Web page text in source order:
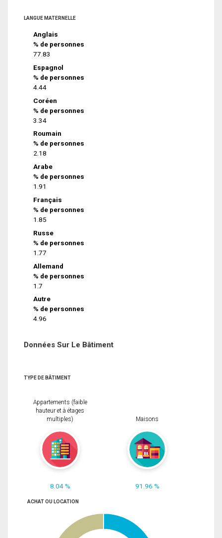
LANGUE MATERNELLE
Anglais
% de personnes
77.83
Espagnol
% de personnes
4.44
Coréen
% de personnes
3.34
Roumain
% de personnes
2.18
Arabe
% de personnes
1.91
Français
% de personnes
1.85
Russe
% de personnes
1.77
Allemand
% de personnes
1.7
Autre
% de personnes
4.96
Données Sur Le Bâtiment
TYPE DE BÂTIMENT
Appartements (faible
hauteur et à étages
multiples)
8.04 %
Maisons
91.96 %
ACHAT OU LOCATION